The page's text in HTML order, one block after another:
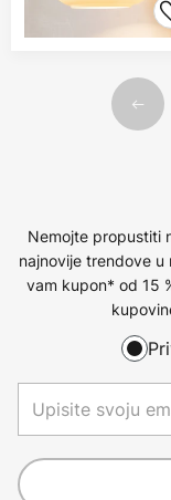
Nemojte propustiti
najnovije trendove
vam kupon* od 15